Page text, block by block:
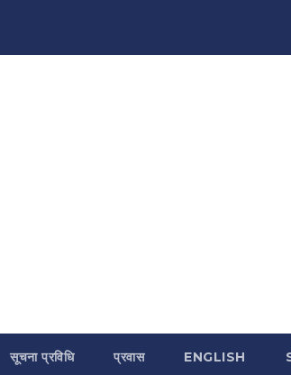
सूचना प्रविधि प्रवास ENGLISH